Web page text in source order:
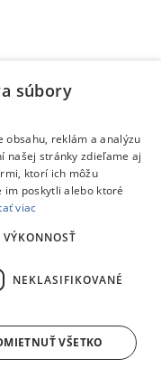
by si zvažoval iný?
produktu?
vhodný?
od spoločnosti
Ecovacs
súbory
obsahu, reklám a analýzu
našej stránky zdieľame aj
ktorí ich môžu
poskytli alebo ktoré
viac
VÝKONNOSŤ
NEKLASIFIKOVANÉ
VŠETKO